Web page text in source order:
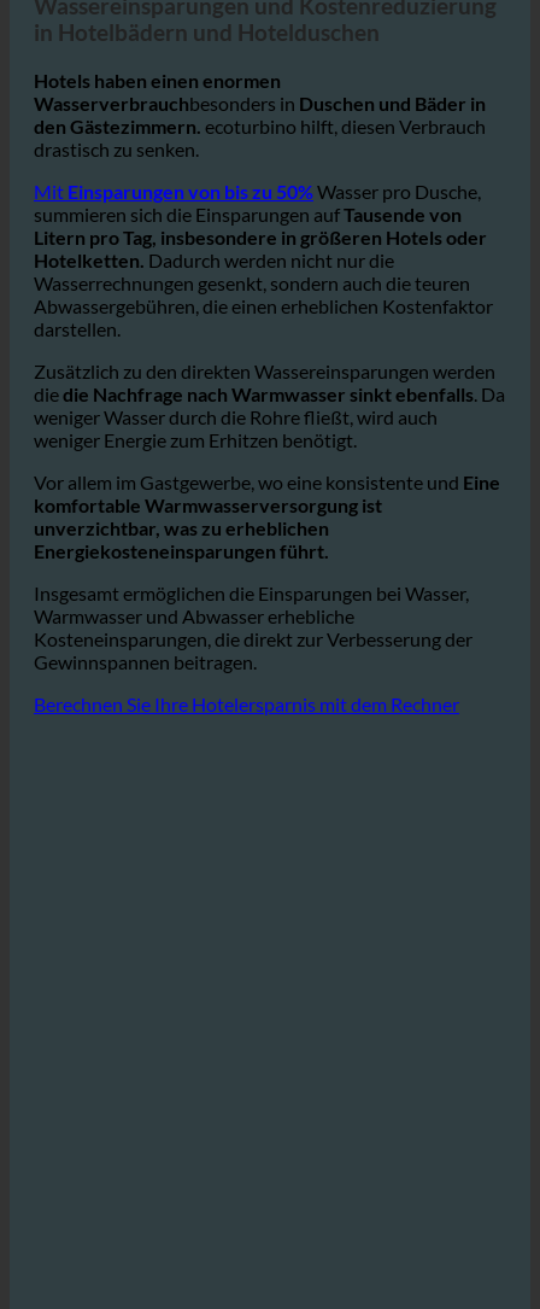
Hotels
in Hotelbädern und Hotelduschen
Hotels haben einen enormen
Wasserverbrauchbesonders in
drastisch zu senken.
MitEinsparungen von bis zu 50%Wasser pro Dusche,
summieren sich die Einsparungen aufTausende von
Litern pro Tag, insbesondere in größeren Hotels oder
Hotelketten.Dadurch werden nicht nur die
Wasserrechnungen gesenkt, sondern auch die teuren
darstellen.
Zusätzlich zu den direkten Wassereinsparungen werden
diedie Nachfrage nach Warmwasser sinkt ebenfalls
weniger Energie zum Erhitzen benötigt.
Vor allem im Gastgewerbe, wo eine konsistente und
komfortable Warmwasserversorgung ist
Energiekosteneinsparungen führt.
Insgesamt ermöglichen die Einsparungen bei Wasser,
Warmwasser und Abwasser erhebliche
Gewinnspannen beitragen.